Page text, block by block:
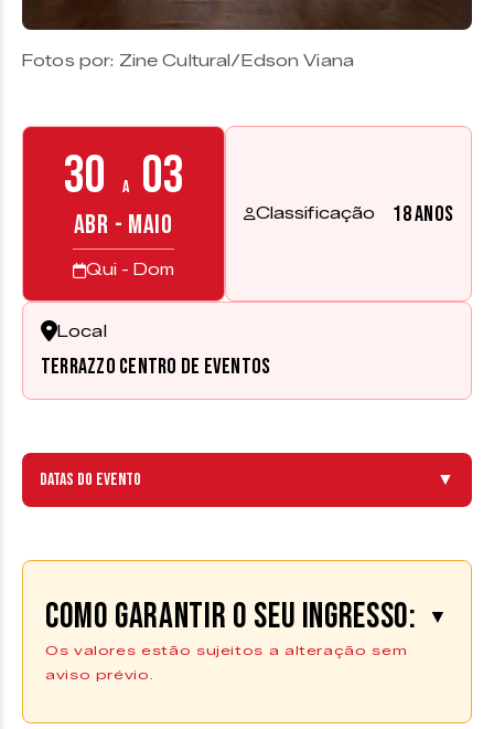
Fotos por: Zine Cultural/Edson Viana
30 a 03
ABR - MAIO
Qui - Dom
Classificação 18 anos
Local
Terrazzo Centro de Eventos
Datas do evento ▼
Como garantir o seu ingresso: ▼
Os valores estão sujeitos a alteração sem
aviso prévio.
Adquira seu ingresso!